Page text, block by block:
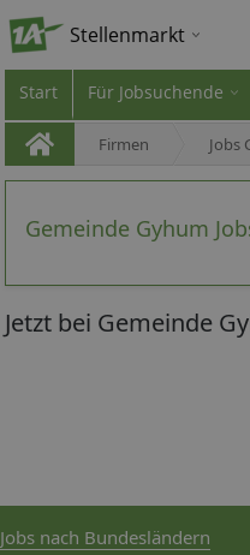
Stellenmarkt
Start Für Jobsuchende
Firmen Jobs
Gemeinde Gyhum
Jetzt bei Gemeinde
Jobs nach Bundesländern